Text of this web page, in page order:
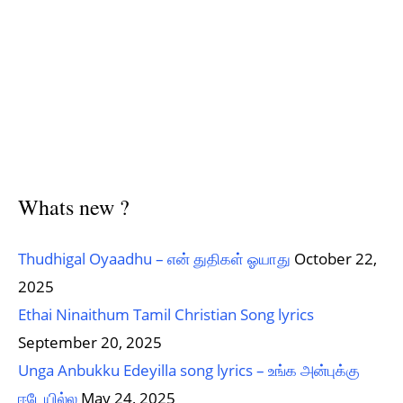
Whats new ?
Thudhigal Oyaadhu – என் துதிகள் ஓயாது October 22,
2025
Ethai Ninaithum Tamil Christian Song lyrics
September 20, 2025
Unga Anbukku Edeyilla song lyrics – உங்க அன்புக்கு
ஈடேயில்ல May 24, 2025